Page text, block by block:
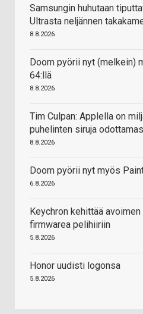
Samsungin huhutaan
Ultrasta neljännen
8.8.2026
Doom pyörii nyt (melkein)
64:llä
8.8.2026
Tim Culpan: Applella on
puhelinten siruja
8.8.2026
Doom pyörii nyt myös
6.8.2026
Keychron kehittää
firmwarea pelihiiriin
5.8.2026
Honor uudisti logonsa
5.8.2026